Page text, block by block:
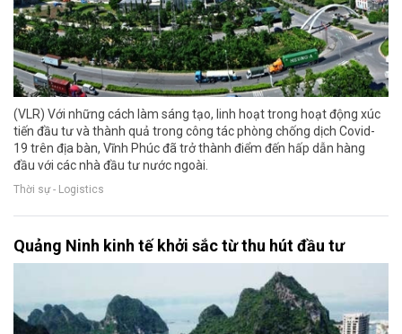
(VLR) Với những cách làm sáng tạo, linh hoạt trong hoạt động xúc
tiến đầu tư và thành quả trong công tác phòng chống dịch Covid-
19 trên địa bàn, Vĩnh Phúc đã trở thành điểm đến hấp dẫn hàng
đầu với các nhà đầu tư nước ngoài.
Thời sự - Logistics
Quảng Ninh kinh tế khởi sắc từ thu hút đầu tư